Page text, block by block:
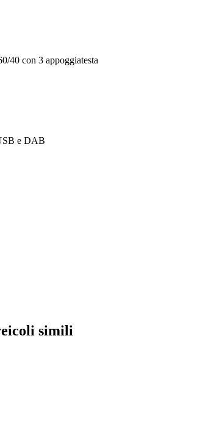
40 con 3 appoggiatesta
e DAB
simili